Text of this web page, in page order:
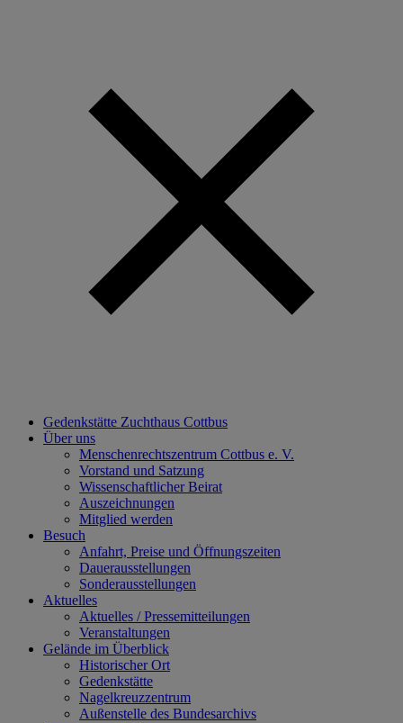
Gedenkstätte Zuchthaus Cottbus
Über uns
Menschenrechtszentrum Cottbus e. V.
Vorstand und Satzung
Wissenschaftlicher Beirat
Auszeichnungen
Mitglied werden
Besuch
Anfahrt, Preise und Öffnungszeiten
Dauerausstellungen
Sonderausstellungen
Aktuelles
Aktuelles / Pressemitteilungen
Veranstaltungen
Gelände im Überblick
Historischer Ort
Gedenkstätte
Nagelkreuzzentrum
Außenstelle des Bundesarchivs